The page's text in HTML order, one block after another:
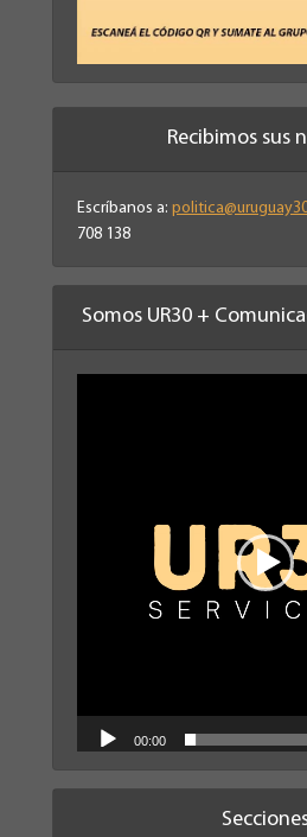
Recibimos sus
Escríbanos a:
708 138
Somos UR30 +
00:00